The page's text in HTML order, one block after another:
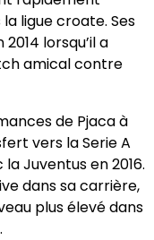
ligue croate. Ses
lorsqu’il a
amical contre
de Pjaca à
vers la Serie A
Juventus en 2016.
dans sa carrière,
plus élevé dans